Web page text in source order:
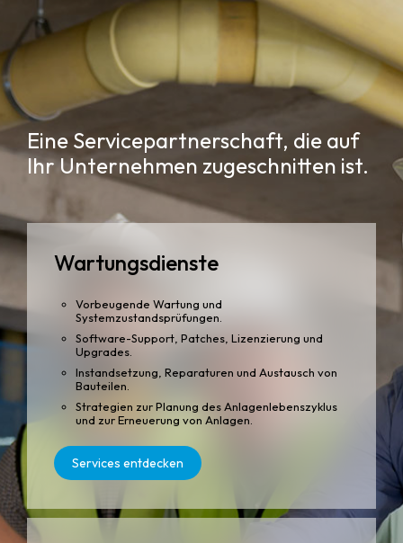
Eine Servicepartnerschaft, die auf
Ihr Unternehmen zugeschnitten ist.
Wartungsdienste
Vorbeugende Wartung und
Systemzustandsprüfungen.
Software-Support, Patches, Lizenzierung und
Upgrades.
Instandsetzung, Reparaturen und Austausch von
Bauteilen.
Strategien zur Planung des Anlagenlebenszyklus
und zur Erneuerung von Anlagen.
Services entdecken